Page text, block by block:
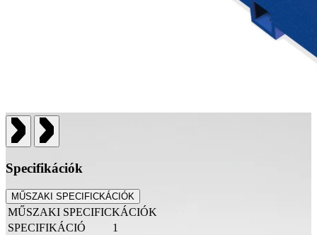
Specifikációk
MŰSZAKI SPECIFICKÁCIÓK
MŰSZAKI SPECIFICKÁCIÓK
SPECIFIKÁCIÓ
1